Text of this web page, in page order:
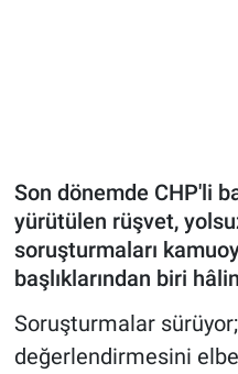
Son dönemde CHP'li
yürütülen rüşvet,
soruşturmaları
başlıklarından biri
Soruşturmalar
değerlendirmesini